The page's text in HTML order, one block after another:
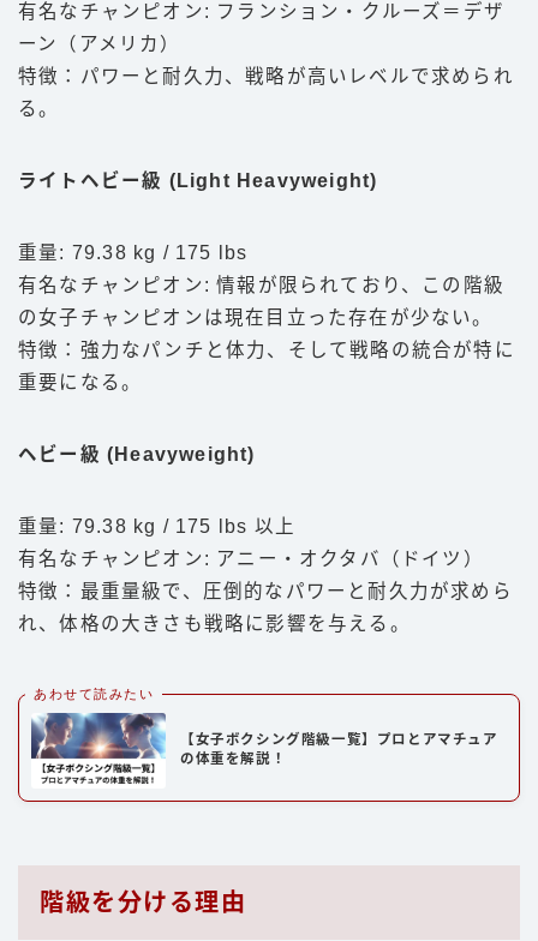
有名なチャンピオン: フランション・クルーズ＝デザ
ーン（アメリカ）
特徴：パワーと耐久力、戦略が高いレベルで求められ
る。
ライトヘビー級 (Light Heavyweight)
重量: 79.38 kg / 175 lbs
有名なチャンピオン: 情報が限られており、この階級
の女子チャンピオンは現在目立った存在が少ない。
特徴：強力なパンチと体力、そして戦略の統合が特に
重要になる。
ヘビー級 (Heavyweight)
重量: 79.38 kg / 175 lbs 以上
有名なチャンピオン: アニー・オクタバ（ドイツ）
特徴：最重量級で、圧倒的なパワーと耐久力が求めら
れ、体格の大きさも戦略に影響を与える。
あわせて読みたい
【女子ボクシング階級一覧】プロとアマチュア
の体重を解説！
階級を分ける理由